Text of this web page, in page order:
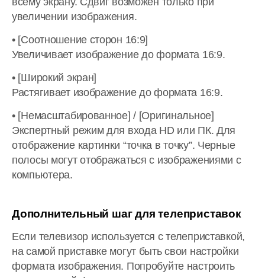
увеличении изображения.
• [Соотношение сторон 16:9]
Увеличивает изображение до формата 16:9.
• [Широкий экран]
Растягивает изображение до формата 16:9.
• [Немасштабированное] / [Оригинальное]
Экспертный режим для входа HD или ПК. Для
отображение картинки “точка в точку”. Черные
полосы могут отображаться с изображениями с
компьютера.
Дополнительный шаг для телеприставок
Если телевизор используется с телеприставкой,
на самой приставке могут быть свои настройки
формата изображения. Попробуйте настроить